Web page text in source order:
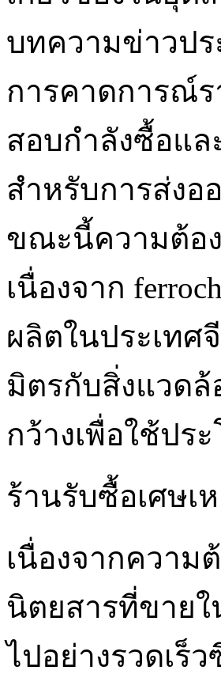
บทความข่าวป
การคาดการณ์ร
สอบกำลังซื้อแ
สำหรับการส่งอ
ขณะนี้ความต้อ
เนื่องจาก
ผลิตในประเทศ
มิตรกับสิ่งแวดล้
กว้างเพื่อใช้ปร
ร้านรับซื้อเศษเ
เนื่องจากควา
นิตยสารที่ขายใ
ไปอย่างรวดเร็